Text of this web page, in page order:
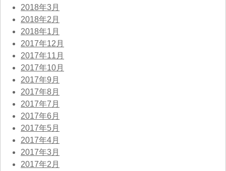
2018年3月
2018年2月
2018年1月
2017年12月
2017年11月
2017年10月
2017年9月
2017年8月
2017年7月
2017年6月
2017年5月
2017年4月
2017年3月
2017年2月